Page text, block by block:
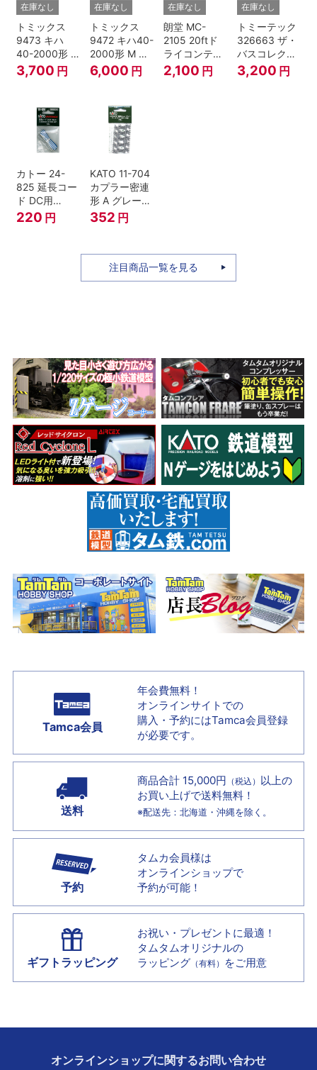
在庫なし
トミックス
9473 キハ
40-2000形 T
Nゲージ
3,700 円
在庫なし
トミックス
9472 キハ40-
2000形 M N
ゲージ
6,000 円
在庫なし
朗堂 MC-
2105 20ftド
ライコンテナ
タイプ
TRANCY
2,100 円
在庫なし
トミーテック
326663 ザ・
バスコレクシ
ョン 西日本鉄
道・九州産交
3,200 円
カトー 24-
825 延長コー
ド DC用
(90cm）
220 円
KATO 11-704
カプラー密連
形 A グレー
(20個入) (ア
ーノルドカプ
352 円
注目商品一覧を見る
Tamca会員
年会費無料！
オンラインサイトでの
購入・予約にはTamca会員登録
が必要です。
送料
商品合計 15,000円 （税込） 以上の
お買い上げで送料無料！
※配送先：北海道・沖縄を除く。
予約
タムカ会員様は
オンラインショップで
予約が可能！
ギフトラッピング
お祝い・プレゼントに最適！
タムタムオリジナルの
ラッピング （有料） をご用意
オンラインショップに関するお問い合わせ